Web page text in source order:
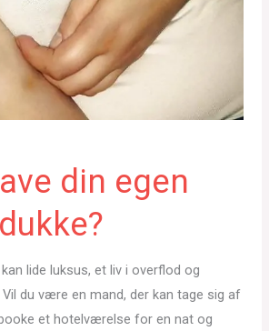
din egen
lide luksus, et liv i overflod og
du være en mand, der kan tage sig af
et hotelværelse for en nat og